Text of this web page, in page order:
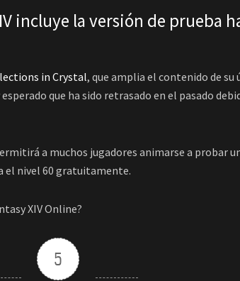
incluye la versión de prueba
in Crystal, que amplia el contenido de su
que ha sido retrasado en el pasado
a muchos jugadores animarse a probar
el nivel 60 gratuitamente.
XIV Online?
5